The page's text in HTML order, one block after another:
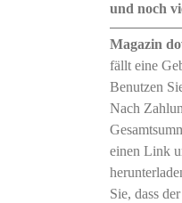
und noch
Magazin
fällt eine
Benutzen
Nach
einen Link
Sie, dass